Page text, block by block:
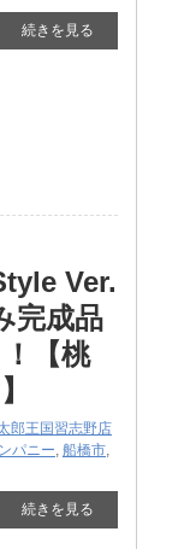
続きを見る
​Ver.
完成品
【桃
郎王国習志野店
パニー, 船橋市,
続きを見る